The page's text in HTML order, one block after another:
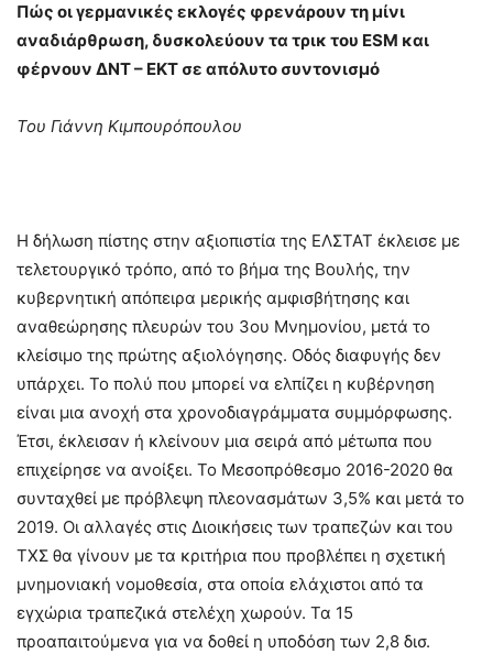
Πώς οι γερμανικές εκλογές φρενάρουν τη μίνι
αναδιάρθρωση, δυσκολεύουν τα τρικ του ESM και
φέρνουν ΔΝΤ – ΕΚΤ σε απόλυτο συντονισμό
Του Γιάννη Κιμπουρόπουλου
Η δήλωση πίστης στην αξιοπιστία της ΕΛΣΤΑΤ έκλεισε με
τελετουργικό τρόπο, από το βήμα της Βουλής, την
κυβερνητική απόπειρα μερικής αμφισβήτησης και
αναθεώρησης πλευρών του 3ου Μνημονίου, μετά το
κλείσιμο της πρώτης αξιολόγησης. Οδός διαφυγής δεν
υπάρχει. Το πολύ που μπορεί να ελπίζει η κυβέρνηση
είναι μια ανοχή στα χρονοδιαγράμματα συμμόρφωσης.
Έτσι, έκλεισαν ή κλείνουν μια σειρά από μέτωπα που
επιχείρησε να ανοίξει. Το Μεσοπρόθεσμο 2016-2020 θα
συνταχθεί με πρόβλεψη πλεονασμάτων 3,5% και μετά το
2019. Οι αλλαγές στις Διοικήσεις των τραπεζών και του
ΤΧΣ θα γίνουν με τα κριτήρια που προβλέπει η σχετική
μνημονιακή νομοθεσία, στα οποία ελάχιστοι από τα
εγχώρια τραπεζικά στελέχη χωρούν. Τα 15
προαπαιτούμενα για να δοθεί η υποδόση των 2,8 δισ.